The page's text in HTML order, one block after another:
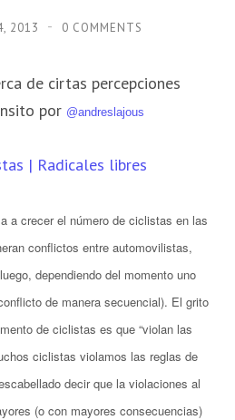
2013 0 COMMENTS
de cirtas percepciones
por @andreslajous
| Radicales libres
a crecer el número de ciclistas en las
conflictos entre automovilistas,
dependiendo del momento uno
de manera secuencial). El grito
de ciclistas es que “violan las
ciclistas violamos las reglas de
decir que la violaciones al
(o con mayores consecuencias)